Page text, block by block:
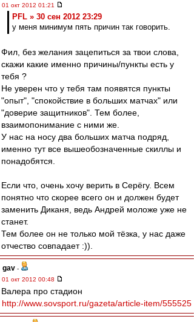
01 окт 2012 01:21
PFL » 30 сен 2012 23:29
у меня минимум пять причин так говорить.
Фил, без желания зацепиться за твои слова,
скажи какие именно причины/пункты есть у
тебя ?
Не уверен что у тебя там появятся пункты
"опыт", "спокойствие в больших матчах" или
"доверие защитников". Тем более,
взаимопонимание с ними же.
У нас на носу два больших матча подряд,
именно тут все вышеобозначенные скиллы и
понадобятся.
Если что, очень хочу верить в Серёгу. Всем
понятно что скорее всего он и должен будет
заменить Диканя, ведь Андрей моложе уже не
станет.
Тем более он не только мой тёзка, у нас даже
отчество совпадает :)).
gav -
01 окт 2012 00:48
Валера про стадион
http://www.sovsport.ru/gazeta/article-item/555525